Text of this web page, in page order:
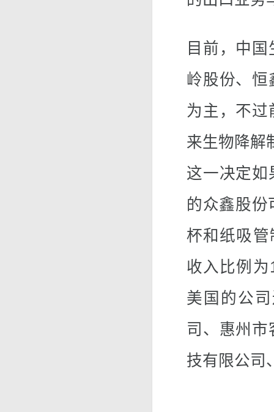
目前，中
岭股份、恒
为主，不
来生物降解
这一决定如
的众鑫股份
杯和纸吸管
收入比例
美国的公
司、惠州
技有限公司